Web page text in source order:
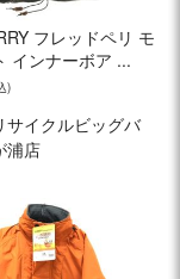
フレッドペリ モ
インナーボア ...
サイクルビッグバ
浦店